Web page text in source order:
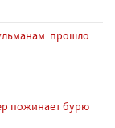
прошло
пожинает бурю